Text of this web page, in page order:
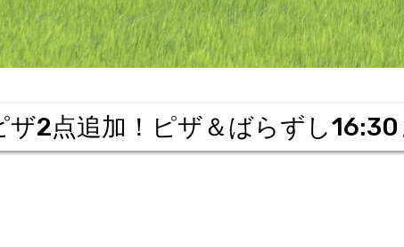
ザ2点追加！ピザ＆ばらずし16:30